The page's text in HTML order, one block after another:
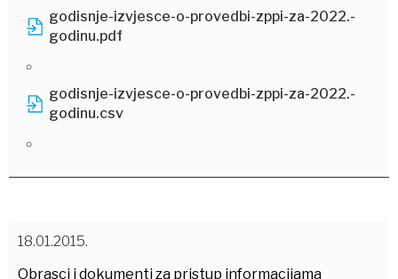
godisnje-izvjesce-o-provedbi-zppi-za-2022.-
godinu.pdf
godisnje-izvjesce-o-provedbi-zppi-za-2022.-
godinu.csv
18.01.2015.
Obrasci i dokumenti za pristup informacijama